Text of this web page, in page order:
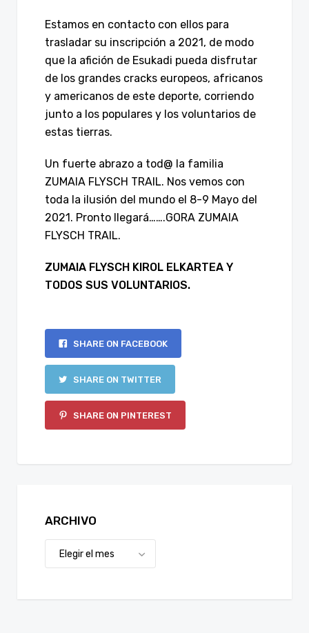
Estamos en contacto con ellos para
trasladar su inscripción a 2021, de modo
que la afición de Esukadi pueda disfrutar
de los grandes cracks europeos, africanos
y americanos de este deporte, corriendo
junto a los populares y los voluntarios de
estas tierras.
Un fuerte abrazo a tod@ la familia
ZUMAIA FLYSCH TRAIL. Nos vemos con
toda la ilusión del mundo el 8-9 Mayo del
2021. Pronto llegará…….GORA ZUMAIA
FLYSCH TRAIL.
ZUMAIA FLYSCH KIROL ELKARTEA Y
TODOS SUS VOLUNTARIOS.
SHARE ON FACEBOOK
SHARE ON TWITTER
SHARE ON PINTEREST
ARCHIVO